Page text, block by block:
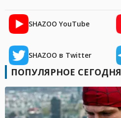
SHAZOO YouTube
SHAZOO в Twitter
ПОПУЛЯРНОЕ СЕГОДНЯ